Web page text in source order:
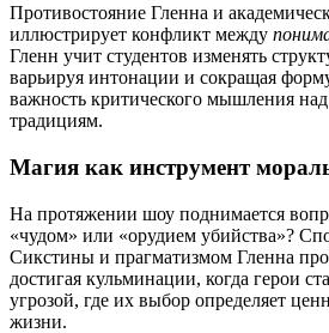
Противостояние Гленна и
иллюстрирует конфликт между
Гленн учит студентов изменять
варьируя интонации и сокращая
важность критического мышления
традициям.
Магия как инструмент
На протяжении шоу поднимается
«чудом» или «орудием убийства»?
Сикстины и прагматизмом Гленна
достигая кульминации, когда герои
угрозой, где их выбор определяет
жизни.